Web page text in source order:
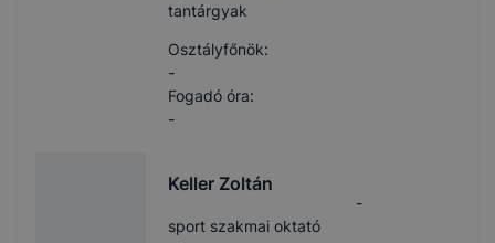
tantárgyak
Osztályfőnök:
-
Fogadó óra:
-
Keller Zoltán
sport szakmai oktató
-